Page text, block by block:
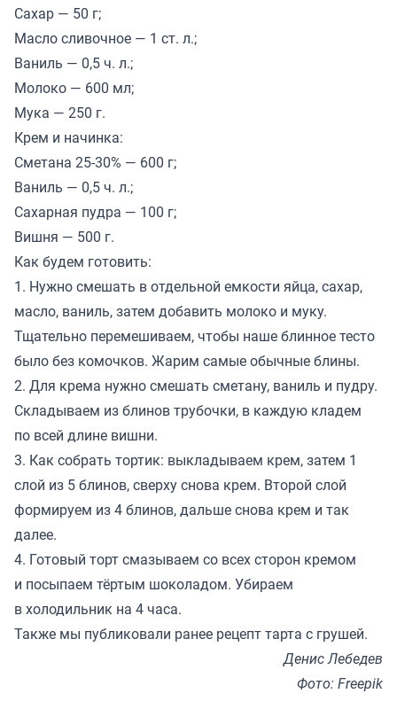
Сахар — 50 г;
Масло сливочное — 1 ст. л.;
Ваниль — 0,5 ч. л.;
Молоко — 600 мл;
Мука — 250 г.
Крем и начинка:
Сметана 25-30% — 600 г;
Ваниль — 0,5 ч. л.;
Сахарная пудра — 100 г;
Вишня — 500 г.
Как будем готовить:
1. Нужно смешать в отдельной емкости яйца, сахар,
масло, ваниль, затем добавить молоко и муку.
Тщательно перемешиваем, чтобы наше блинное тесто
было без комочков. Жарим самые обычные блины.
2. Для крема нужно смешать сметану, ваниль и пудру.
Складываем из блинов трубочки, в каждую кладем
по всей длине вишни.
3. Как собрать тортик: выкладываем крем, затем 1
слой из 5 блинов, сверху снова крем. Второй слой
формируем из 4 блинов, дальше снова крем и так
далее.
4. Готовый торт смазываем со всех сторон кремом
и посыпаем тёртым шоколадом. Убираем
в холодильник на 4 часа.
Также мы публиковали ранее рецепт тарта с грушей.
Денис Лебедев
Фото: Freepik